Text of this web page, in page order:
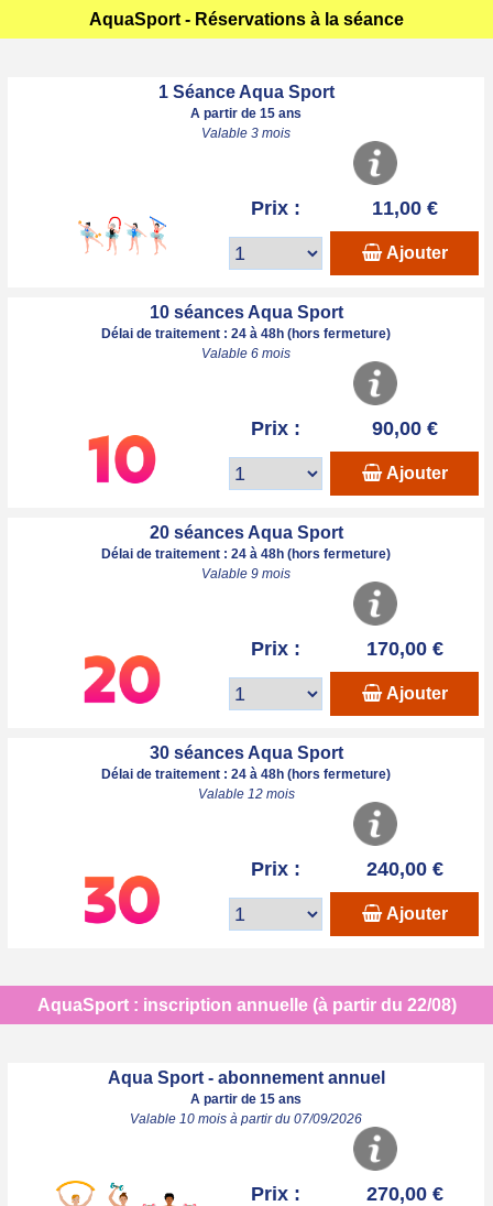
AquaSport - Réservations à la séance
1 Séance Aqua Sport
A partir de 15 ans
Valable 3 mois
Prix : 11,00 €
Ajouter
10 séances Aqua Sport
Délai de traitement : 24 à 48h (hors fermeture)
Valable 6 mois
Prix : 90,00 €
Ajouter
20 séances Aqua Sport
Délai de traitement : 24 à 48h (hors fermeture)
Valable 9 mois
Prix : 170,00 €
Ajouter
30 séances Aqua Sport
Délai de traitement : 24 à 48h (hors fermeture)
Valable 12 mois
Prix : 240,00 €
Ajouter
AquaSport : inscription annuelle (à partir du 22/08)
Aqua Sport - abonnement annuel
A partir de 15 ans
Valable 10 mois à partir du 07/09/2026
Prix : 270,00 €